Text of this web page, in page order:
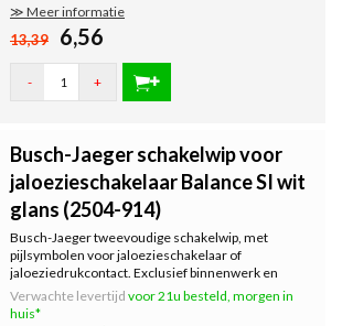
≫ Meer informatie
13,39 6,56
- +
Busch-Jaeger schakelwip voor
jaloezieschakelaar Balance SI wit
glans (2504-914)
Busch-Jaeger tweevoudige schakelwip, met
pijlsymbolen voor jaloezieschakelaar of
jaloeziedrukcontact. Exclusief binnenwerk en
afdekraam. Serie: Balance SI, kleur: wit glans.
Verwachte levertijd voor 21u besteld, morgen in
huis*